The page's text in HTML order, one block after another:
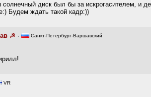
диск был бы за искрогасителем, и
Будем ждать такой кадр:))
☭ · Санкт-Петербург-Варшавский
VR